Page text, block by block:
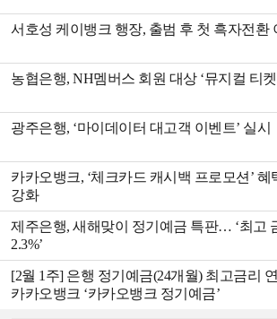
서호성 케이뱅크 행장, 출범 후 첫 흑자전환
농협은행, NH멤버스 회원 대상 ‘뮤지컬 티켓
광주은행, ‘마이데이터 대고객 이벤트’ 실시
카카오뱅크, ‘체크카드 캐시백 프로모션’ 혜
강화
제주은행, 새해맞이 정기예금 특판… ‘최고
2.3%’
[2월 1주] 은행 정기예금(24개월) 최고금리 연
카카오뱅크 ‘카카오뱅크 정기예금’